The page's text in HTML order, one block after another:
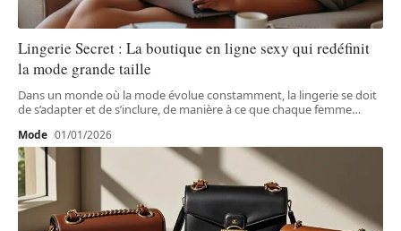
Lingerie Secret : La boutique en ligne sexy qui redéfinit
la mode grande taille
Dans un monde où la mode évolue constamment, la lingerie se doit
de s’adapter et de s’inclure, de manière à ce que chaque femme…
Mode 01/01/2026